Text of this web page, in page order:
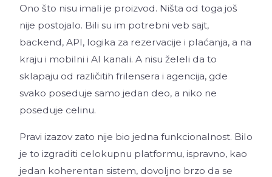
Ono što nisu imali je proizvod. Ništa od toga još
nije postojalo. Bili su im potrebni veb sajt,
backend, API, logika za rezervacije i plaćanja, a na
kraju i mobilni i AI kanali. A nisu želeli da to
sklapaju od različitih frilensera i agencija, gde
svako poseduje samo jedan deo, a niko ne
poseduje celinu.
Pravi izazov zato nije bio jedna funkcionalnost. Bilo
je to izgraditi celokupnu platformu, ispravno, kao
jedan koherentan sistem, dovoljno brzo da se